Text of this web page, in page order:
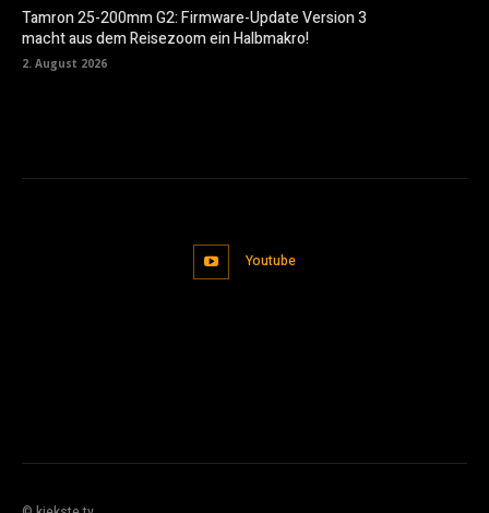
Tamron 25-200mm G2: Firmware-Update Version 3
macht aus dem Reisezoom ein Halbmakro!
2. August 2026
Youtube